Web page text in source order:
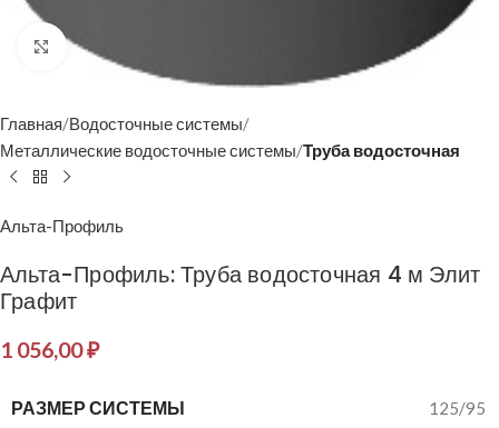
Нажмите, чтобы увеличить
Главная Водосточные системы
Металлические водосточные системы Труба водосточная
Альта-Профиль
Альта-Профиль: Труба водосточная 4 м Элит
Графит
1 056,00₽
РАЗМЕР СИСТЕМЫ 125/95